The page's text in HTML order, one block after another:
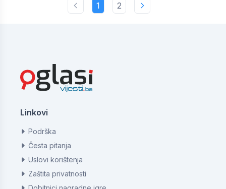
1 2
Linkovi
Podrška
Česta pitanja
Uslovi korištenja
Zaštita privatnosti